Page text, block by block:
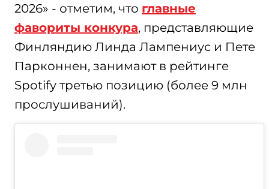
2026» - отметим, что главные
фавориты конкура, представляющие
Финляндию Линда Лампениус и Пете
Парконнен, занимают в рейтинге
Spotify третью позицию (более 9 млн
прослушиваний).